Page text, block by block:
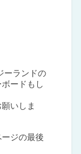
ーランドの
ードもし
いしま
ジの最後